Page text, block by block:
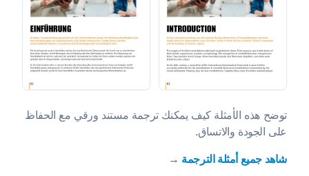
توضح هذه الأمثلة كيف يمكنك ترجمة مستند ورقي مع الحفاظ
على الجودة والاتساق.
شاهد جميع أمثلة الترجمة →